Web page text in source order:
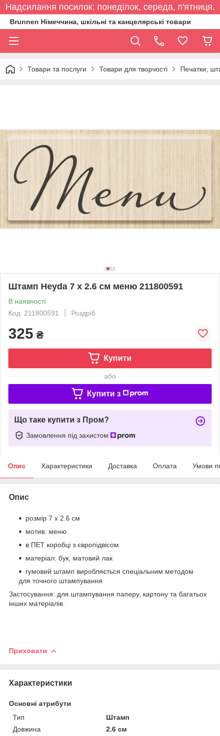
Надсилання посилок: понеділок, середа, п'ятниця.
Brunnen Німеччина, шкільні та канцелярські товари
Товари та послуги Товари для творчості Печатки,
Штамп Heyda 7 x 2.6 см меню 211800591
В наявності
Код: 211800591
Роздріб
325 ₴
Купити
або
Купити з
Що таке купити з Пром?
Замовлення під захистом
Опис Характеристики Доставка Оплата Умови
Опис
розмір 7 x 2.6 см
мотив: меню
в ПЕТ коробці з європідвісом
матеріал: бук, матовий лак
гумовий штамп виробляється спеціальним методом
для точного штампування
Застосування: для штампування паперу, картону та багатьох
інших матеріалів.
Приховати
Характеристики
Основні атрибути
Тип
Штамп
Довжина
2.6 см